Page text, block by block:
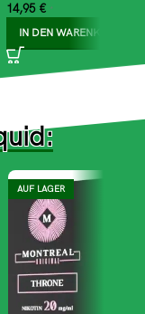
14,95 € *
IN DEN WARENKORB
AUF LAGER